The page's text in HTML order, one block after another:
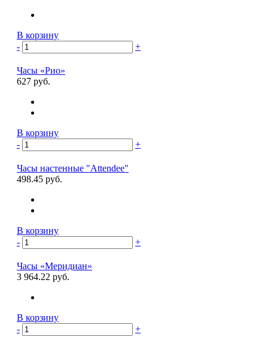
В корзину
-
+
Часы «Рио»
627 руб.
В корзину
-
+
Часы настенные "Attendee"
498.45 руб.
В корзину
-
+
Часы «Меридиан»
3 964.22 руб.
В корзину
-
+